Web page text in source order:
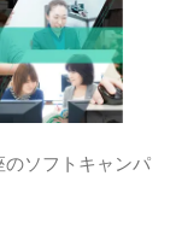
ソフトキャンパ